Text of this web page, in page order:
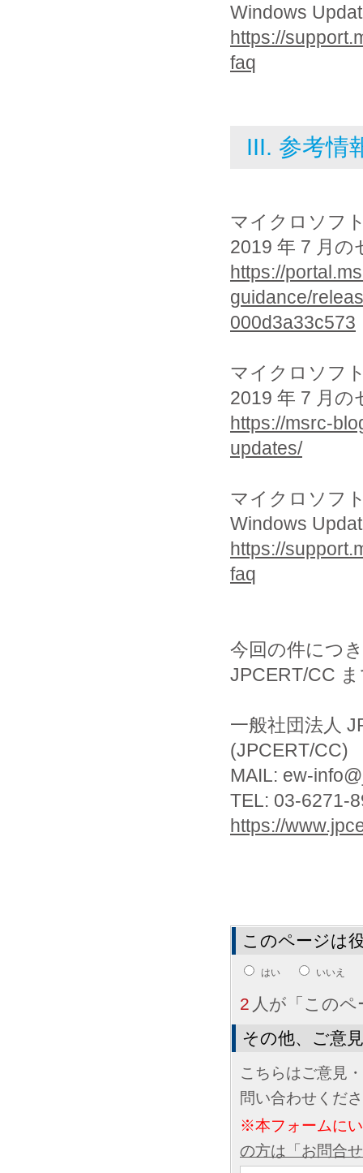
Windows
https://
faq
III. 参考情
マイクロソフ
2019 年 7 月
https://
guidance/
000d3a33c573
マイクロソフ
2019 年 7 月
https://msrc-
updates/
マイクロソフ
Windows
https://
faq
今回の件につ
JPCERT/CC
一般社団法人
(JPCERT/CC)
MAIL: ew-
TEL: 03-6271-
https://
このページは
はい いいえ
2 人が「この
その他、ご意
こちらはご意見
問い合わせくだ
※本フォームに
の方は「お問合